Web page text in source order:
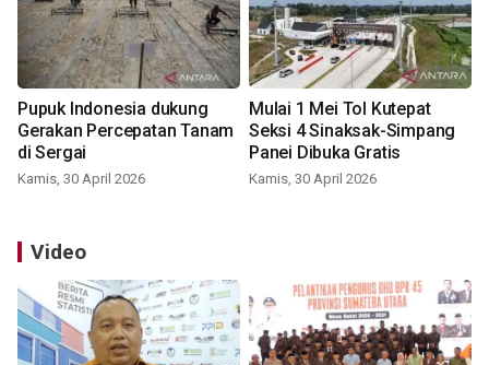
Pupuk Indonesia dukung
Gerakan Percepatan Tanam
di Sergai
Kamis, 30 April 2026
Mulai 1 Mei Tol Kutepat
Seksi 4 Sinaksak-Simpang
Panei Dibuka Gratis
Kamis, 30 April 2026
Video